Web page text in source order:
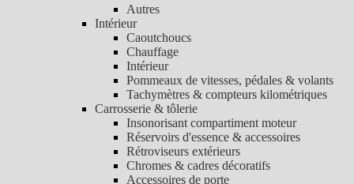
Autres
Intérieur
Caoutchoucs
Chauffage
Intérieur
Pommeaux de vitesses, pédales & volants
Tachymètres & compteurs kilométriques
Carrosserie & tôlerie
Insonorisant compartiment moteur
Réservoirs d'essence & accessoires
Rétroviseurs extérieurs
Chromes & cadres décoratifs
Accessoires de porte